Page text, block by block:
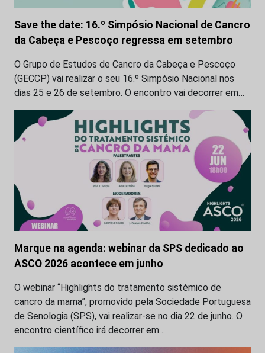
Save the date: 16.º Simpósio Nacional de Cancro
da Cabeça e Pescoço regressa em setembro
O Grupo de Estudos de Cancro da Cabeça e Pescoço
(GECCP) vai realizar o seu 16.º Simpósio Nacional nos
dias 25 e 26 de setembro. O encontro vai decorrer em…
Marque na agenda: webinar da SPS dedicado ao
ASCO 2026 acontece em junho
O webinar “Highlights do tratamento sistémico de
cancro da mama”, promovido pela Sociedade Portuguesa
de Senologia (SPS), vai realizar-se no dia 22 de junho. O
encontro científico irá decorrer em…